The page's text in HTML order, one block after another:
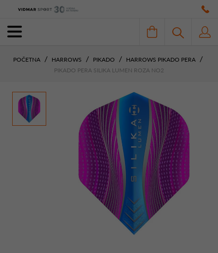
POČETNA HARROWS PIKADO
HARROWS PIKADO PERA
PIKADO PERA SILIKA LUMEN ROZA NO2